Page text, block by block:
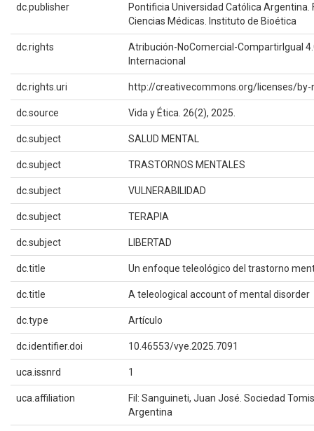
dc.publisher
Pontificia Universidad Católica Argentina.
Ciencias Médicas. Instituto de Bioética
dc.rights
Atribución-NoComercial-CompartirIgual
Internacional
dc.rights.uri http://creativecommons.org/licenses/
dc.source Vida y Ética. 26(2), 2025.
dc.subject SALUD MENTAL
dc.subject TRASTORNOS MENTALES
dc.subject VULNERABILIDAD
dc.subject TERAPIA
dc.subject LIBERTAD
dc.title Un enfoque teleológico del trastorno
dc.title A teleological account of mental disorder
dc.type Artículo
dc.identifier.doi 10.46553/vye.2025.7091
uca.issnrd 1
uca.affiliation
Fil: Sanguineti, Juan José. Sociedad
Argentina